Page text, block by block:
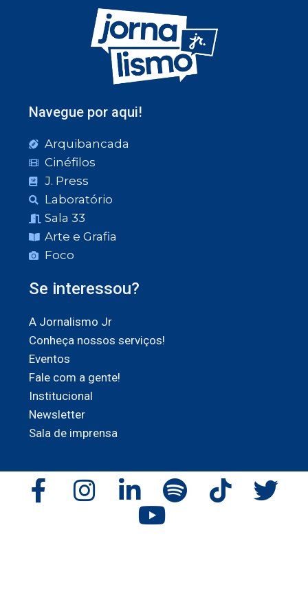
Navegue por aqui!
Arquibancada
Cinéfilos
J. Press
Laboratório
Sala 33
Arte e Grafia
Foco
Se interessou?
A Jornalismo Jr
Conheça nossos serviços!
Eventos
Fale com a gente!
Institucional
Newsletter
Sala de imprensa